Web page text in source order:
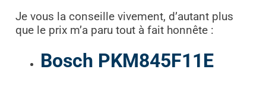
Je vous la conseille vivement, d’autant plus
que le prix m’a paru tout à fait honnête :
Bosch PKM845F11E